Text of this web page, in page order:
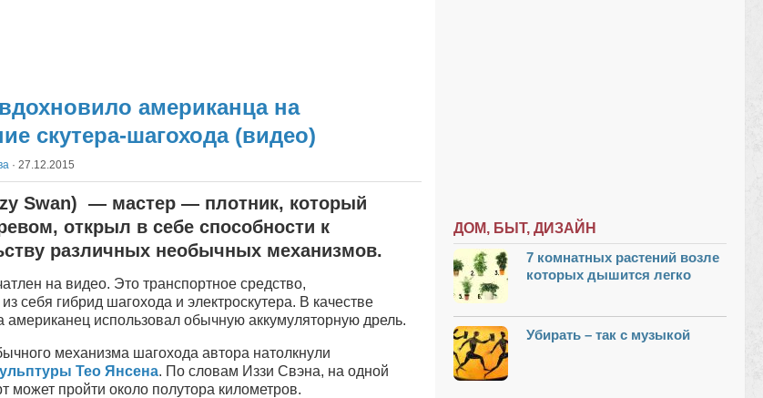
американца на
скутера-шагохода (видео)
· 27.12.2015
Swan) — мастер — плотник, который
открыл в себе способности к
различных необычных механизмов.
на видео. Это транспортное средство,
себя гибрид шагохода и электроскутера. В качестве
американец использовал обычную аккумуляторную дрель.
механизма шагохода автора натолкнули
Тео Янсена. По словам Иззи Свэна, на одной
может пройти около полутора километров.
ДОМ, БЫТ, ДИЗАЙН
7 комнатных растений возле
которых дышится легко
Убирать – так с музыкой